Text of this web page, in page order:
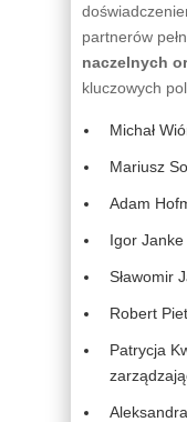
partnerów
naczelnych
kluczowych
Michał
Mariusz
Adam
Igor Janke
Sławomir
Robert
Patrycja